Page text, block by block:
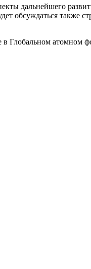
дальнейшего
обсуждаться также
Глобальном атомном